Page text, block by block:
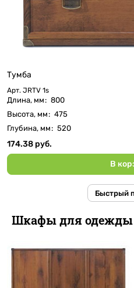
Тумба
Арт. JRTV 1s
Длина, мм: 800
Высота, мм: 475
Глубина, мм: 520
174.38 руб.
В
Быстрый
Шкафы для одежды